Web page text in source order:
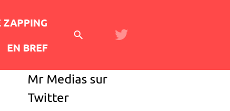
ZAPPING
EN BREF
Mr Medias sur
Twitter